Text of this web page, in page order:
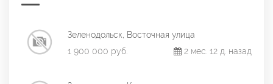
Зеленодольск, Восточная улица
1 900 000 руб.
2 мес. 12 д. назад